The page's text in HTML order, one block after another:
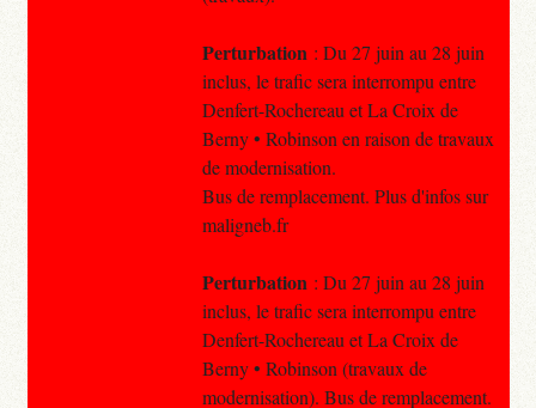
Perturbation : Du 27 juin au 28 juin
inclus, le trafic sera interrompu entre
Denfert-Rochereau et La Croix de
Berny • Robinson en raison de travaux
de modernisation.
Bus de remplacement. Plus d'infos sur
maligneb.fr
Perturbation : Du 27 juin au 28 juin
inclus, le trafic sera interrompu entre
Denfert-Rochereau et La Croix de
Berny • Robinson (travaux de
modernisation). Bus de remplacement.